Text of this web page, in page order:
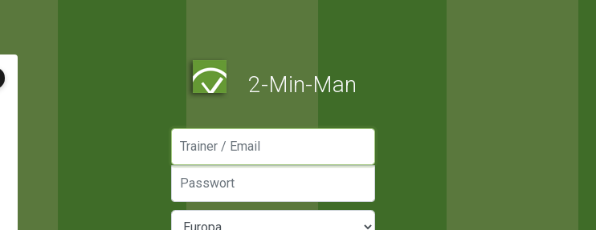
2-Min-Man